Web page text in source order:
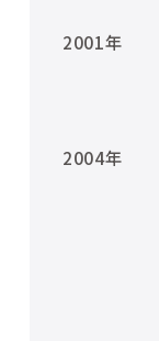
2001年
2004年